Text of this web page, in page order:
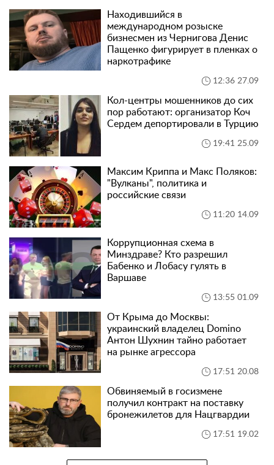
Находившийся в
международном розыске
бизнесмен из Чернигова Денис
Пащенко фигурирует в пленках о
наркотрафике
12:36 27.09
Кол-центры мошенников до сих
пор работают: организатор Коч
Сердем депортировали в Турцию
19:41 25.09
Максим Криппа и Макс Поляков:
"Вулканы", политика и
российские связи
11:20 14.09
Коррупционная схема в
Минздраве? Кто разрешил
Бабенко и Лобасу гулять в
Варшаве
13:55 01.09
От Крыма до Москвы:
украинский владелец Domino
Антон Шухнин тайно работает
на рынке агрессора
17:51 20.08
Обвиняемый в госизмене
получил контракт на поставку
бронежилетов для Нацгвардии
17:51 19.02